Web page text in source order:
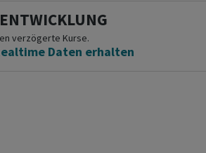
verzögerte Kurse.
Daten erhalten